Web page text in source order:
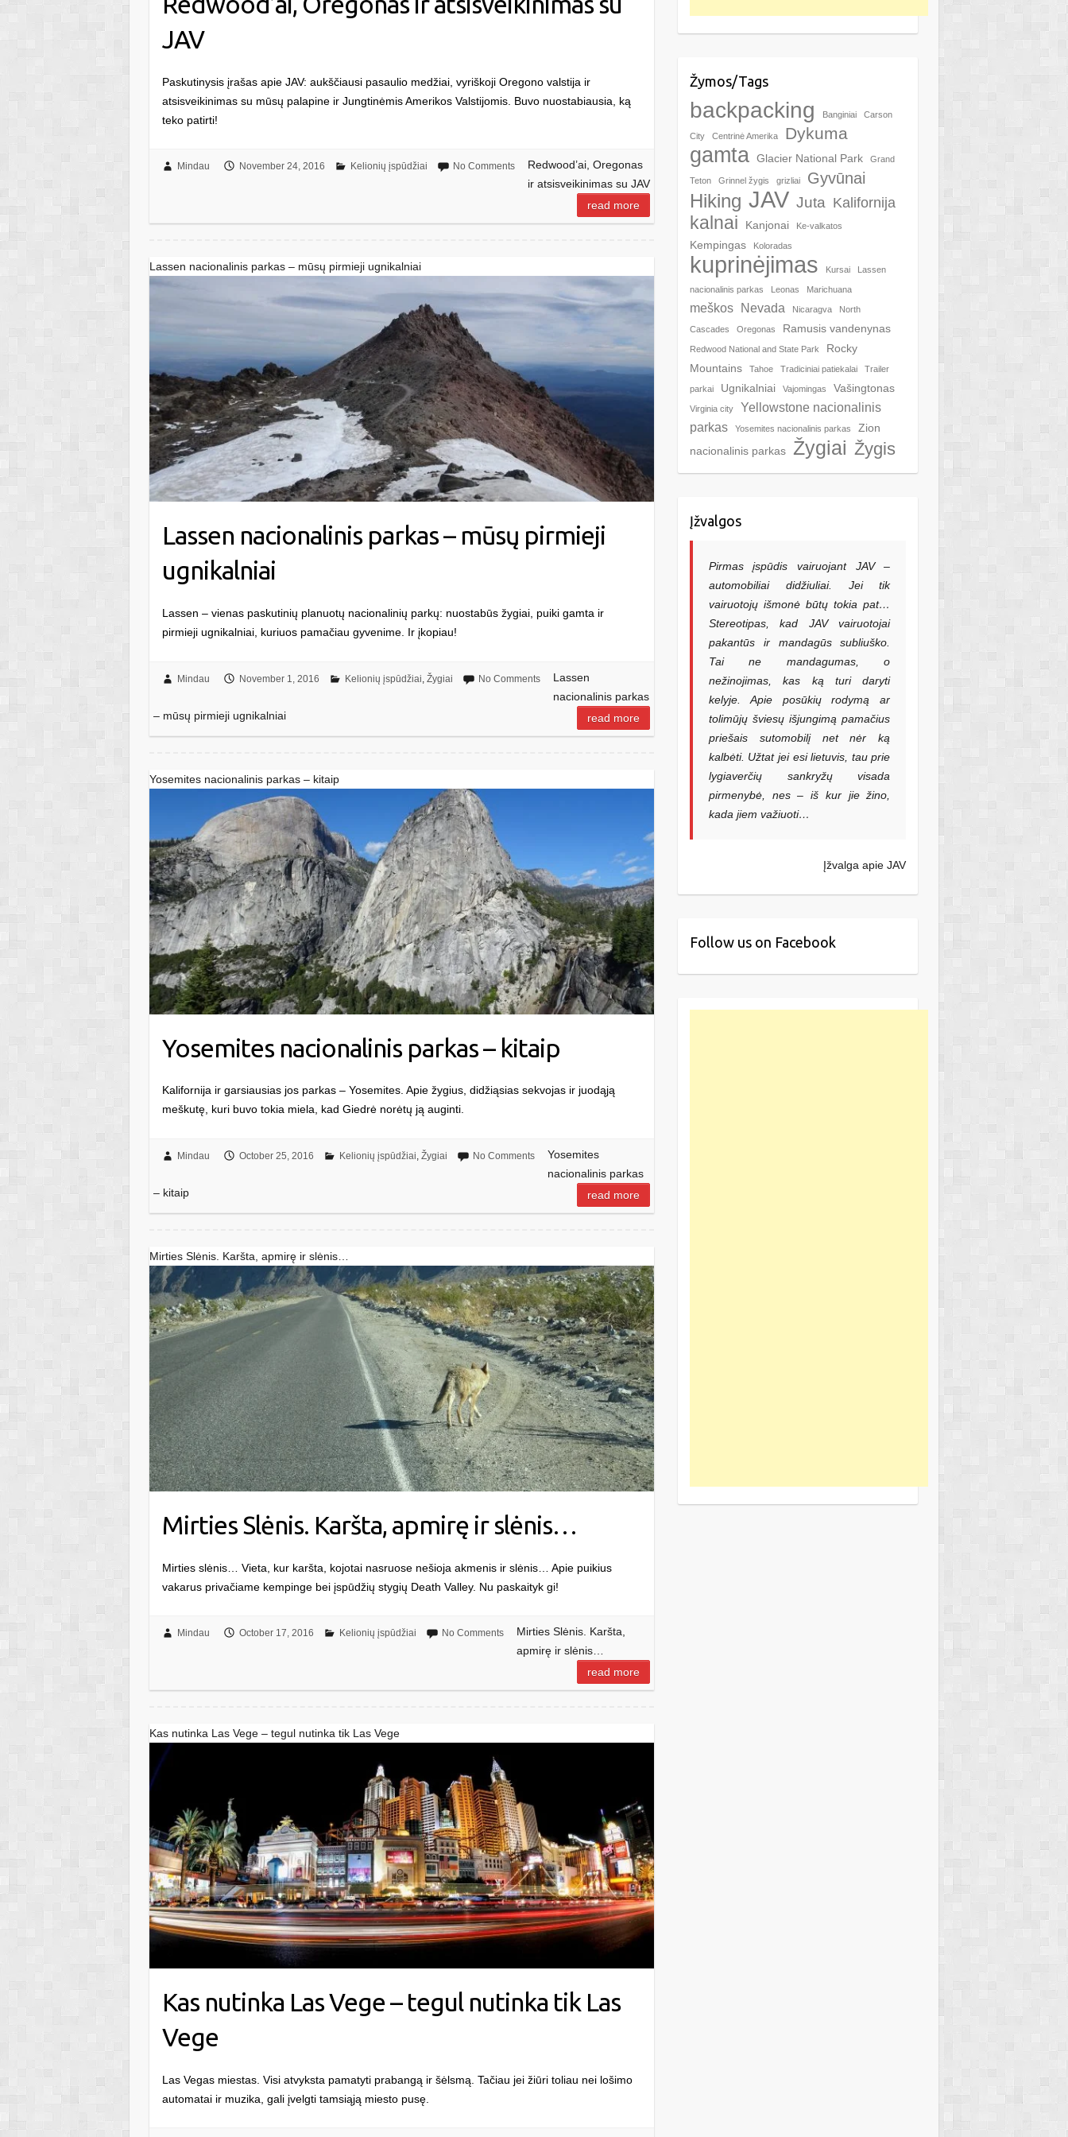
JAV
Paskutinysis įrašas apie JAV: aukščiausi pasaulio medžiai, vyriškoji Oregono valstija ir
atsisveikinimas su mūsų palapine ir Jungtinėmis Amerikos Valstijomis. Buvo nuostabiausia, ką
teko patirti!
Mindau November 24, 2016 Kelionių įspūdžiai No Comments
Redwood’ai, Oregonas
ir atsisveikinimas su JAV
read more
Lassen nacionalinis parkas – mūsų pirmieji ugnikalniai
Lassen nacionalinis parkas – mūsų pirmieji
ugnikalniai
Lassen – vienas paskutinių planuotų nacionalinių parkų: nuostabūs žygiai, puiki gamta ir
pirmieji ugnikalniai, kuriuos pamačiau gyvenime. Ir įkopiau!
Mindau November 1, 2016 Kelionių įspūdžiai Žygiai No Comments
Lassen
nacionalinis parkas
– mūsų pirmieji ugnikalniai
read more
Yosemites nacionalinis parkas – kitaip
Yosemites nacionalinis parkas – kitaip
Kalifornija ir garsiausias jos parkas – Yosemites. Apie žygius, didžiąsias sekvojas ir juodąją
meškutę, kuri buvo tokia miela, kad Giedrė norėtų ją auginti.
Mindau October 25, 2016 Kelionių įspūdžiai Žygiai No Comments
Yosemites
nacionalinis parkas
– kitaip
read more
Mirties Slėnis. Karšta, apmirę ir slėnis…
Mirties Slėnis. Karšta, apmirę ir slėnis…
Mirties slėnis… Vieta, kur karšta, kojotai nasruose nešioja akmenis ir slėnis… Apie puikius
vakarus privačiame kempinge bei įspūdžių stygių Death Valley. Nu paskaityk gi!
Mindau October 17, 2016 Kelionių įspūdžiai No Comments
Mirties Slėnis. Karšta,
apmirę ir slėnis…
read more
Kas nutinka Las Vege – tegul nutinka tik Las Vege
Kas nutinka Las Vege – tegul nutinka tik Las
Vege
Las Vegas miestas. Visi atvyksta pamatyti prabangą ir šėlsmą. Tačiau jei žiūri toliau nei lošimo
automatai ir muzika, gali įvelgti tamsiąją miesto pusę.
Žymos/Tags
backpacking Banginiai Carson
City Centrinė Amerika Dykuma
gamta Glacier National Park Grand
Teton Grinnel žygis grizliai Gyvūnai
Hiking JAV Juta Kalifornija
kalnai Kanjonai Ke-valkatos
Kempingas Koloradas
kuprinėjimas Kursai Lassen
nacionalinis parkas Leonas Marichuana
meškos Nevada Nicaragva North
Cascades Oregonas Ramusis vandenynas
Redwood National and State Park
Rocky
Mountains
Tahoe Tradiciniai patiekalai Trailer
parkai Ugnikalniai Vajomingas Vašingtonas
Virginia city
Yellowstone nacionalinis
parkas
Yosemites nacionalinis parkas
Zion
nacionalinis parkas
Žygiai Žygis
Įžvalgos
Pirmas įspūdis vairuojant JAV –
automobiliai didžiuliai. Jei tik
vairuotojų išmonė būtų tokia pat…
Stereotipas, kad JAV vairuotojai
pakantūs ir mandagūs subliuško.
Tai ne mandagumas, o
nežinojimas, kas ką turi daryti
kelyje. Apie posūkių rodymą ar
tolimūjų šviesų išjungimą pamačius
priešais sutomobilį net nėr ką
kalbėti. Užtat jei esi lietuvis, tau prie
lygiaverčių sankryžų visada
pirmenybė, nes – iš kur jie žino,
kada jiem važiuoti…
Įžvalga apie JAV
Follow us on Facebook